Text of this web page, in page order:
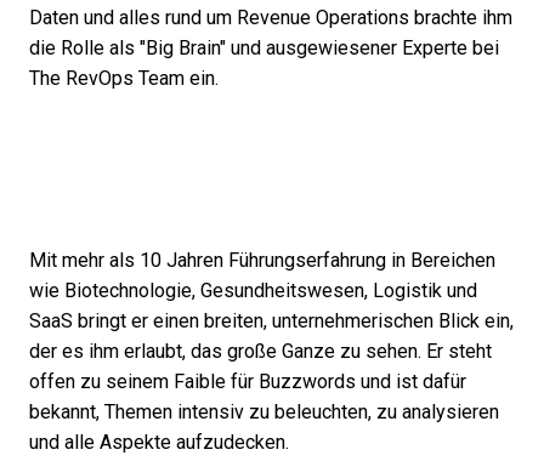
Daten und alles rund um Revenue Operations brachte ihm
die Rolle als "Big Brain" und ausgewiesener Experte bei
The RevOps Team ein.
Mit mehr als 10 Jahren Führungserfahrung in Bereichen
wie Biotechnologie, Gesundheitswesen, Logistik und
SaaS bringt er einen breiten, unternehmerischen Blick ein,
der es ihm erlaubt, das große Ganze zu sehen. Er steht
offen zu seinem Faible für Buzzwords und ist dafür
bekannt, Themen intensiv zu beleuchten, zu analysieren
und alle Aspekte aufzudecken.